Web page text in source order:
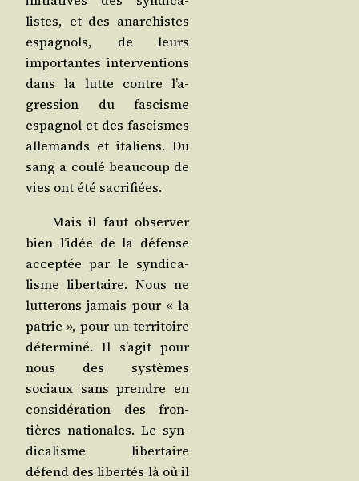
listes, et des anar­chistes
espa­gnols, de leurs
impor­tantes inter­ven­tions
dans la lutte contre l’a­
gres­sion du fas­cisme
espa­gnol et des fas­cismes
alle­mands et ita­liens. Du
sang a cou­lé beau­coup de
vies ont été sacrifiées.
Mais il faut obser­ver
bien l’i­dée de la défense
accep­tée par le syn­di­ca­
lisme liber­taire. Nous ne
lut­te­rons jamais pour « la
patrie », pour un ter­ri­toire
déter­mi­né. Il s’a­git pour
nous des sys­tèmes
sociaux sans prendre en
consi­dé­ra­tion des fron­
tières natio­nales. Le syn­
di­ca­lisme liber­taire
défend des liber­tés là où il